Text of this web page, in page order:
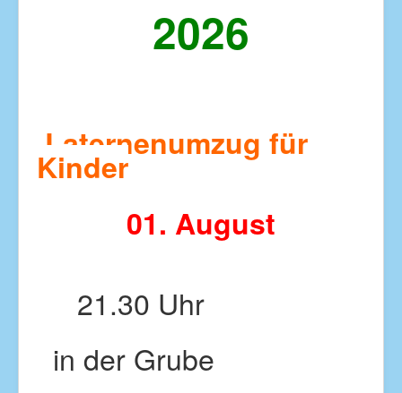
2026
Laternenumzug für
Kinder
01. August
21.30 Uhr
in der Grube